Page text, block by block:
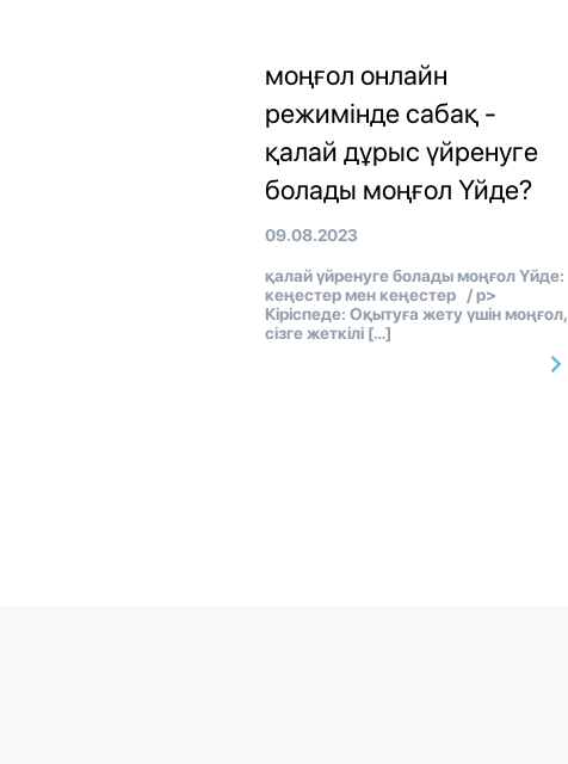
моңғол онлайн
режимінде сабақ -
қалай дұрыс үйренуге
болады моңғол Үйде?
09.08.2023
қалай үйренуге болады моңғол Үйде:
кеңестер мен кеңестер / p>
Кіріспеде: Оқытуға жету үшін моңғол,
сізге жеткілі […]